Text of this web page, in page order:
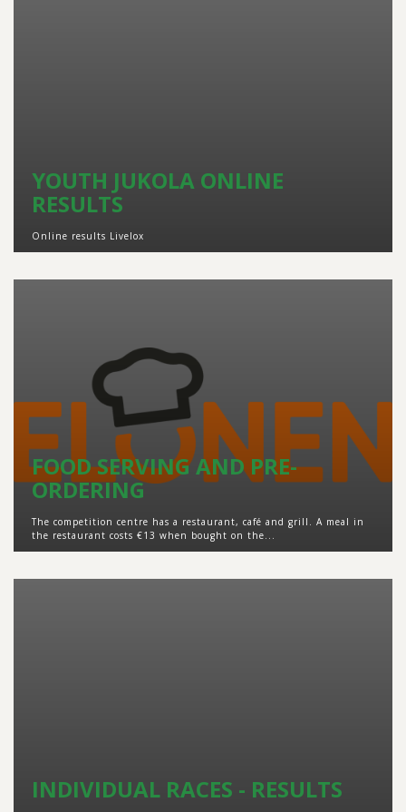
YOUTH JUKOLA ONLINE
RESULTS
Online results Livelox
FOOD SERVING AND PRE-
ORDERING
The competition centre has a restaurant, café and grill. A meal in
the restaurant costs €13 when bought on the...
INDIVIDUAL RACES - RESULTS